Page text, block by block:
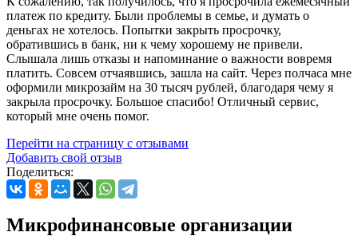
платеж по кредиту. Были проблемы в семье, и думать о
деньгах не хотелось. Попытки закрыть просрочку,
обратившись в банк, ни к чему хорошему не привели.
Слышала лишь отказы и напоминание о важности вовремя
платить. Совсем отчаявшись, зашла на сайт. Через полчаса мне
оформили микрозайм на 30 тысяч рублей, благодаря чему я
закрыла просрочку. Большое спасибо! Отличный сервис,
который мне очень помог.
Перейти на страницу с отзывами
Добавить свой отзыв
Поделиться:
Микрофинансовые организации